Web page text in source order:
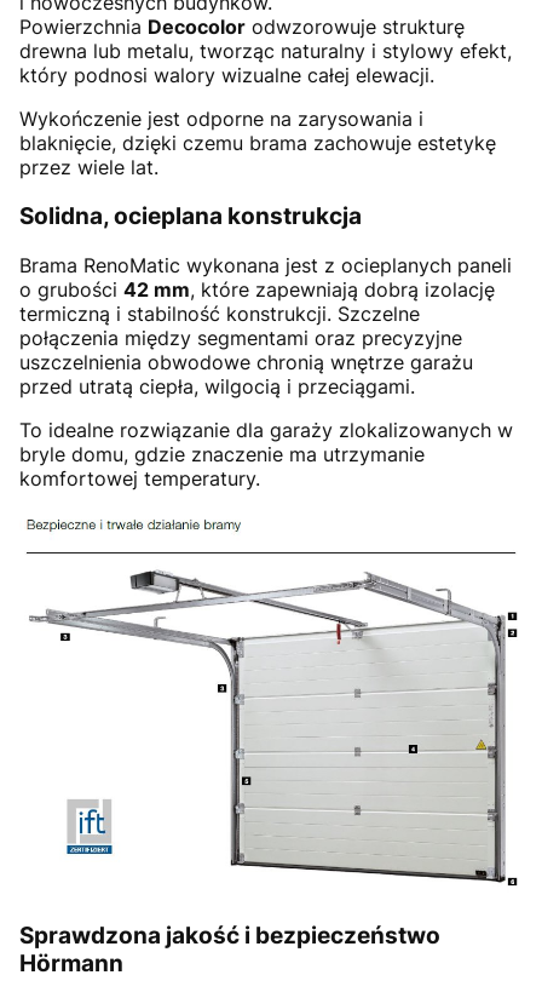
Powierzchnia Decocolor odwzorowuje strukturę
drewna lub metalu, tworząc naturalny i stylowy efekt,
który podnosi walory wizualne całej elewacji.
Wykończenie jest odporne na zarysowania i
blaknięcie, dzięki czemu brama zachowuje estetykę
przez wiele lat.
Solidna, ocieplana konstrukcja
Brama RenoMatic wykonana jest z ocieplanych paneli
o grubości 42 mm, które zapewniają dobrą izolację
termiczną i stabilność konstrukcji. Szczelne
połączenia między segmentami oraz precyzyjne
uszczelnienia obwodowe chronią wnętrze garażu
przed utratą ciepła, wilgocią i przeciągami.
To idealne rozwiązanie dla garaży zlokalizowanych w
bryle domu, gdzie znaczenie ma utrzymanie
komfortowej temperatury.
Sprawdzona jakość i bezpieczeństwo
Hörmann